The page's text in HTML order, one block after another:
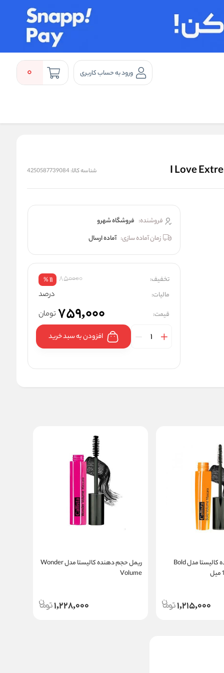
ورود به حساب کاربری 0
شناسه کالا:4250587739084
فروشنده: فروشگاه شهرو
زمان آماده سازی: آماده ارسال
تخفیف: 850000
11
%
مالیات: درصد
قیمت: 759,000 تومان
افزودن به سبد خرید
ریمل حجم دهنده کالیستا مدل Bold
1,215,000
ریمل حجم دهنده کالیستا مدل Wonder
Volume
1,228,000